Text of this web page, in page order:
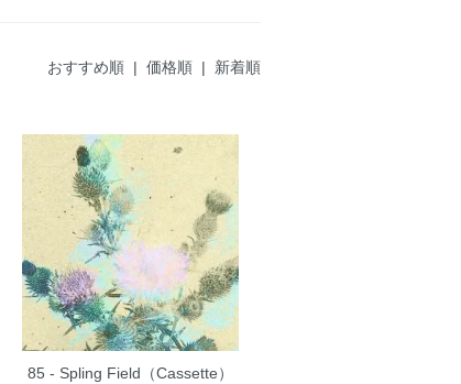
おすすめ順 | 価格順 | 新着順
85 - Spling Field（Cassette）